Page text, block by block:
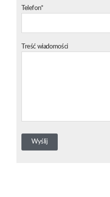
Telefon*
Treść wiadomości